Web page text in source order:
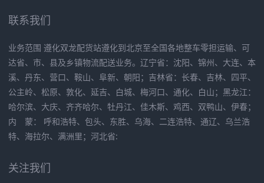
联系我们
业务范围 遵化双龙配货站遵化到北京至全国各地整车零担运输、可
达省、市、县及乡镇物流配送业务。辽宁省：沈阳、锦州、大连、本
溪、丹东、营口、鞍山、阜新、朝阳；吉林省：长春、吉林、四平、
公主岭、松原、敦化、延吉、白城、梅河口、通化、白山；黑龙江：
哈尔滨、大庆、齐齐哈尔、牡丹江、佳木斯、鸡西、双鸭山、伊春；
内 蒙： 呼和浩特、包头、东胜、乌海、二连浩特、通辽、乌兰浩
特、海拉尔、满洲里；河北省:
关注我们